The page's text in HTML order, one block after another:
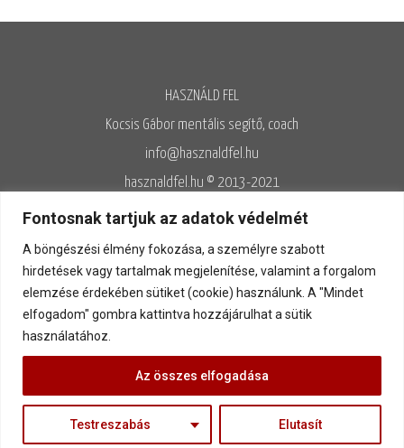
Fontosnak tartjuk az adatok védelmét
A böngészési élmény fokozása, a személyre szabott
hirdetések vagy tartalmak megjelenítése, valamint a forgalom
elemzése érdekében sütiket (cookie) használunk. A "Mindet
elfogadom" gombra kattintva hozzájárulhat a sütik
használatához.
Testreszabás Elutasít
Az összes elfogadása
HASZNÁLD FEL
Kocsis Gábor mentális segítő, coach
info@hasznaldfel.hu
hasznaldfel.hu © 2013-2021
Írásaim szerzői jogi védelem alatt állnak, felhasználásuk kizárólag az
Adatvédelmi szabályzatnak megfelelően engedélyezett.
Adatvédelem◊Adatkezelés◊Általános szerződési feltételek◊
Kapcsolat